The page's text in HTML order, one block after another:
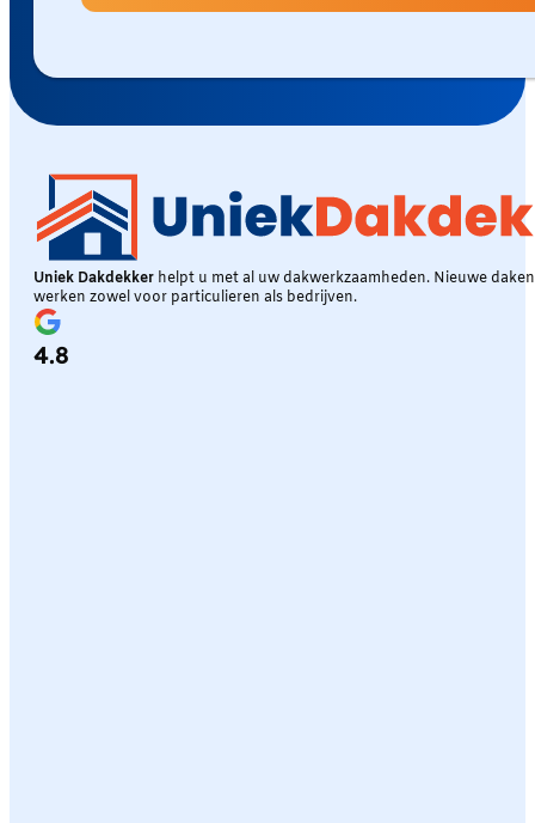
Uniek Dakdekker helpt u met al uw dakwerkzaamheden. Nieuwe
werken zowel voor particulieren als bedrijven.
4.8